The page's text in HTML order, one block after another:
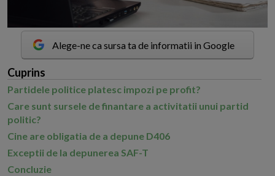
Alege-ne ca sursa ta de informatii in Google
Cuprins
Partidele politice platesc impozi pe profit?
Care sunt sursele de finantare a activitatii unui partid
politic?
Cine are obligatia de a depune D406
Exceptii de la depunerea SAF-T
Concluzie